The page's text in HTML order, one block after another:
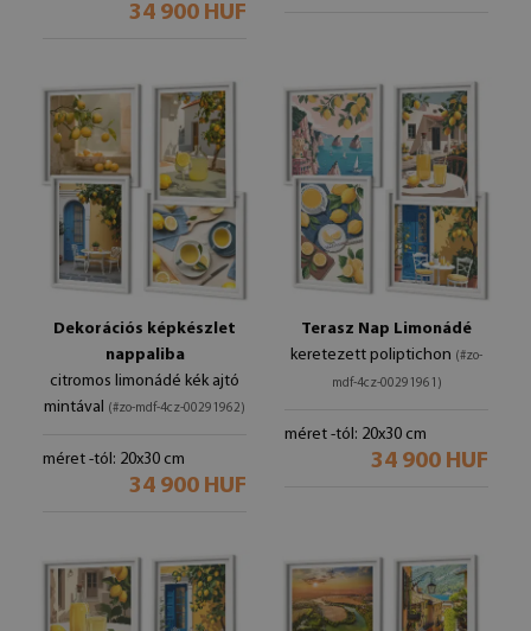
34 900 HUF
Dekorációs képkészlet
nappaliba
citromos limonádé kék ajtó
mintával (#zo-mdf-4cz-00291962)
méret -tól: 20x30 cm
34 900 HUF
Terasz Nap Limonádé
keretezett poliptichon (#zo-
mdf-4cz-00291961)
méret -tól: 20x30 cm
34 900 HUF